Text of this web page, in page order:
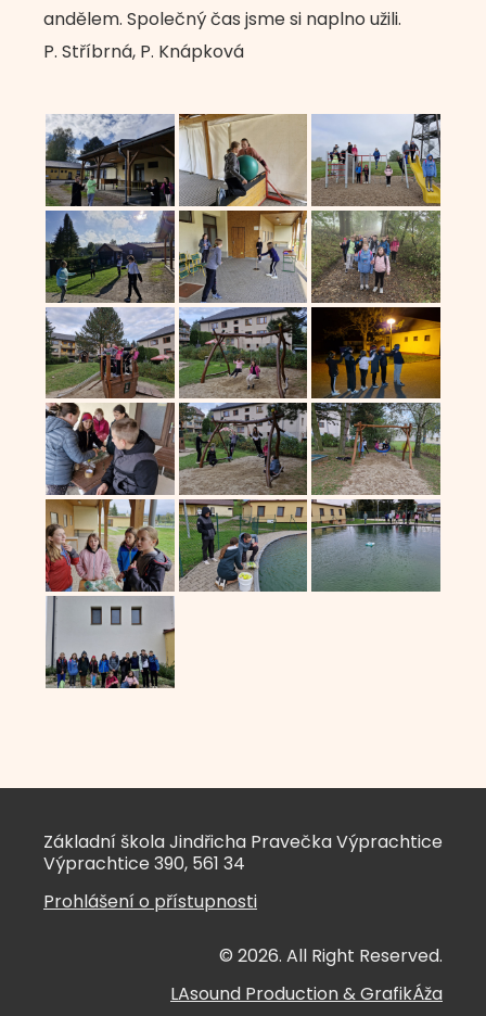
andělem. Společný čas jsme si naplno užili.
P. Stříbrná, P. Knápková
Základní škola Jindřicha Pravečka Výprachtice
Výprachtice 390, 561 34
Prohlášení o přístupnosti
© 2026. All Right Reserved.
LAsound Production&GrafikÁža